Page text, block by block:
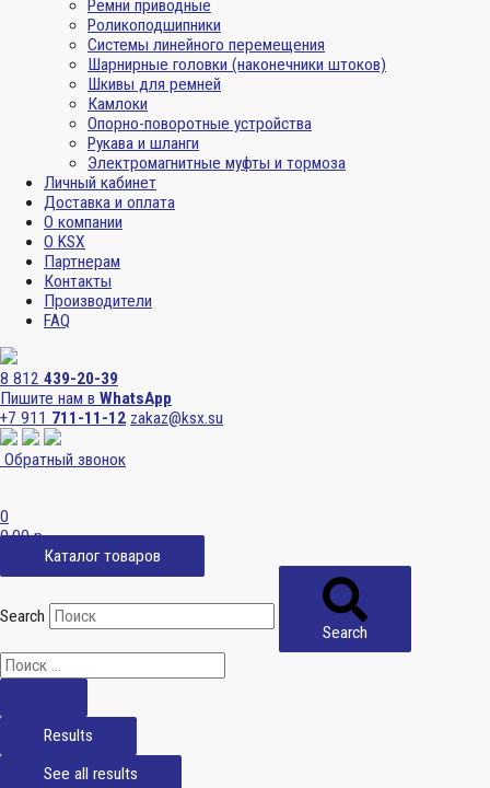
Ремни приводные
Роликоподшипники
Системы линейного перемещения
Шарнирные головки (наконечники штоков)
Шкивы для ремней
Камлоки
Опорно-поворотные устройства
Рукава и шланги
Электромагнитные муфты и тормоза
Личный кабинет
Доставка и оплата
О компании
О KSX
Партнерам
Контакты
Производители
FAQ
8 812 439-20-39
Пишите нам в WhatsApp
+7 911 711-11-12 zakaz@ksx.su
Обратный звонок
0
0,00р.
Каталог товаров
Search
Search
Results
See all results